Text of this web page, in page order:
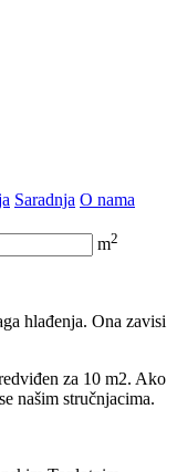
Saradnja O nama
m2
hlađenja. Ona zavisi
za 10 m2. Ako
našim stručnjacima.